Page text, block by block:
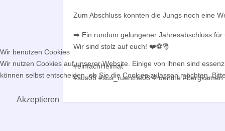
Zum Abschluss konnten die Jungs noch eine
➡️ Ein rundum gelungener Jahresabschluss für
Wir sind stolz auf euch! ❤️⚽🎅
#einfachHeimat
#sus08 #sus_ruenthe08 #ruenthe #bergkamen
Wir benutzen Cookies
Wir nutzen Cookies auf unserer Website. Einige von ihnen sind
können selbst entscheiden, ob Sie die Cookies zulassen möchten.
Akzeptieren